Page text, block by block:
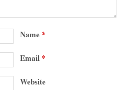
Name *
Email *
Website